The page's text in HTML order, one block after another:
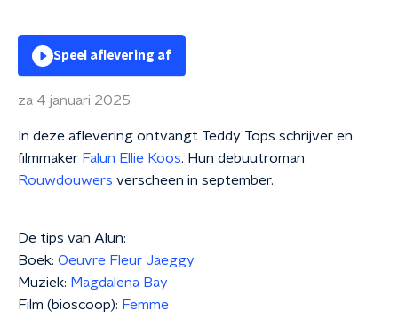
Speel aflevering af
za 4 januari 2025
In deze aflevering ontvangt Teddy Tops schrijver en
filmmaker Falun Ellie Koos. Hun debuutroman
Rouwdouwers verscheen in september.
De tips van Alun:
Boek: Oeuvre Fleur Jaeggy
Muziek: Magdalena Bay
Film (bioscoop): Femme